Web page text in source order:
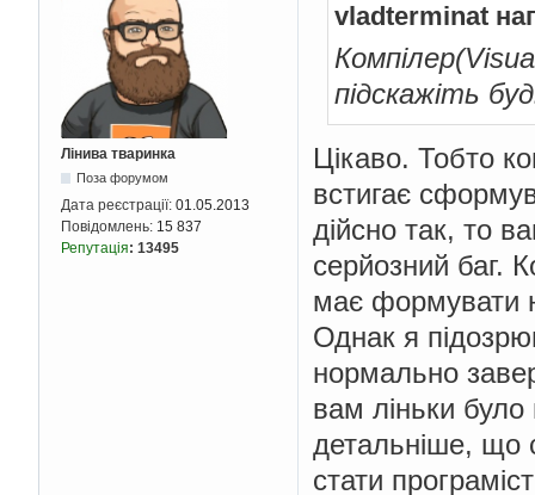
Лінива тваринка
Поза форумом
Дата реєстрації: 01.05.2013
Повідомлень: 15 837
Репутація: 13495
vladterminat
підскажіть
Цікаво. Тобто
встигає
дійсно так, то
серйозний баг.
має формувати
Однак я
нормально
вам ліньки
детальніше, що
стати